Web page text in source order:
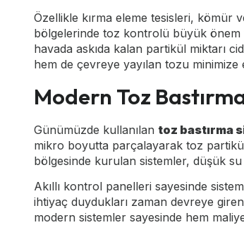
Özellikle kırma eleme tesisleri, kömür
bölgelerinde toz kontrolü büyük önem
havada askıda kalan partikül miktarı
hem de çevreye yayılan tozu minimize
Modern Toz
Günümüzde kullanılan toz bastırma
mikro boyutta parçalayarak toz
bölgesinde kurulan sistemler, düşük
Akıllı kontrol panelleri sayesinde
ihtiyaç duydukları zaman devreye
modern sistemler sayesinde hem